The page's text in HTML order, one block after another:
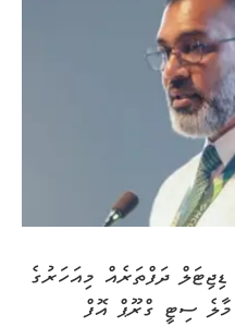
ދަފްތަރެއް މިއަހަރުގެ
ސިޓީ ގްރޫޕް އޮފް